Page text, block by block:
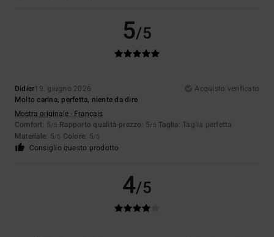
5/5
Didier19. giugno 2026
Acquisto verificato
Molto carina, perfetta, niente da dire
Mostra originale - Français
Comfort: 5/5 Rapporto qualità-prezzo: 5/5 Taglia: Taglia perfetta
Materiale: 5/5 Colore: 5/5
Consiglio questo prodotto
4/5